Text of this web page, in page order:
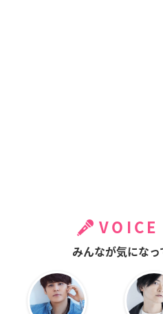
VOICE
みんなが気にな